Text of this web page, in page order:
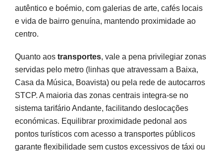
autêntico e boémio, com galerias de arte, cafés locais
e vida de bairro genuína, mantendo proximidade ao
centro.
Quanto aos transportes, vale a pena privilegiar zonas
servidas pelo metro (linhas que atravessam a Baixa,
Casa da Música, Boavista) ou pela rede de autocarros
STCP. A maioria das zonas centrais integra-se no
sistema tarifário Andante, facilitando deslocações
económicas. Equilibrar proximidade pedonal aos
pontos turísticos com acesso a transportes públicos
garante flexibilidade sem custos excessivos de táxi ou